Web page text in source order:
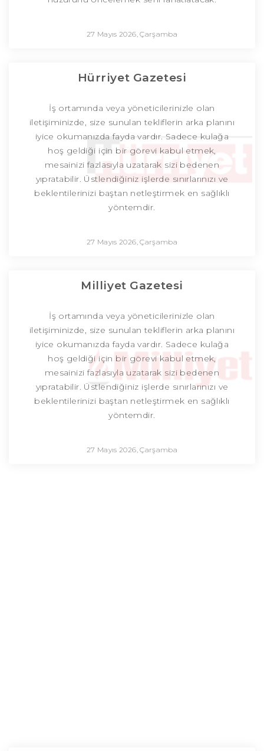
27 Mayıs 2026, Çarşamba
Hürriyet Gazetesi
İş ortamında veya yöneticilerinizle olan
iletişiminizde, size sunulan tekliflerin arka planını
iyice okumanızda fayda vardır. Sadece kulağa
hoş geldiği için bir görevi kabul etmek,
mesainizi fazlasıyla uzatarak sizi bedenen
yıpratabilir. Üstlendiğiniz işlerde sınırlarınızı ve
beklentilerinizi baştan netleştirmek en sağlıklı
yöntemdir.
27 Mayıs 2026, Çarşamba
Milliyet Gazetesi
İş ortamında veya yöneticilerinizle olan
iletişiminizde, size sunulan tekliflerin arka planını
iyice okumanızda fayda vardır. Sadece kulağa
hoş geldiği için bir görevi kabul etmek,
mesainizi fazlasıyla uzatarak sizi bedenen
yıpratabilir. Üstlendiğiniz işlerde sınırlarınızı ve
beklentilerinizi baştan netleştirmek en sağlıklı
yöntemdir.
27 Mayıs 2026, Çarşamba